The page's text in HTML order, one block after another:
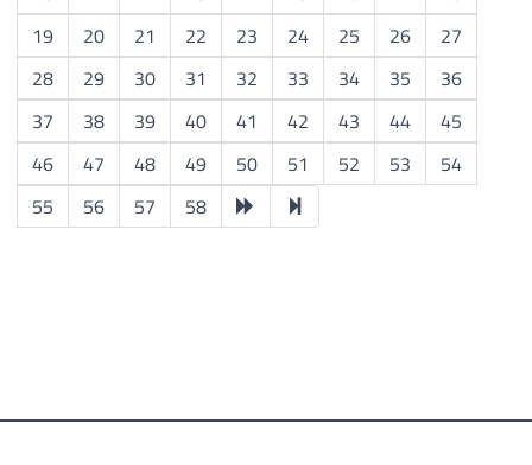
19
20 21 22 23 24 25 26
27
28
29 30 31 32 33 34 35
36
37
38 39 40 41 42 43 44
45
46
47 48 49 50 51 52 53
54
55
56 57 58